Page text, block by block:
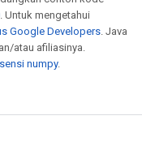
. Untuk mengetahui
Google Developers. Java
atau afiliasinya.
numpy.